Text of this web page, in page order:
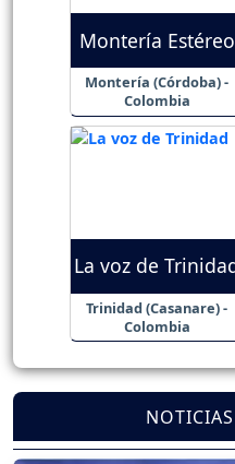
Montería Estéreo
Montería (Córdoba) -
Colombia
La voz de
Trinidad (Casanare) -
Colombia